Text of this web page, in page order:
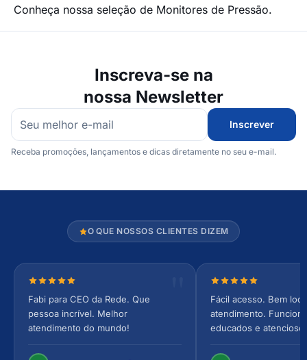
Conheça nossa seleção de Monitores de Pressão.
Inscreva-se na
nossa Newsletter
Inscrever
Receba promoções, lançamentos e dicas diretamente no seu e-mail.
O QUE NOSSOS CLIENTES DIZEM
Nota 5 de 5 estrelas
Fabi para CEO da Rede. Que
pessoa incrível. Melhor
atendimento do mundo!
Nota 5 de 5
Fácil acesso. Bem
atendimento.
educados e
Perfeito!